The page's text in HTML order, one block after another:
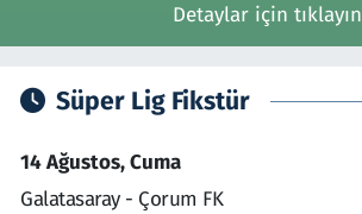
Detaylar için tıklayın
Süper Lig Fikstür
14 Ağustos, Cuma
Galatasaray - Çorum FK